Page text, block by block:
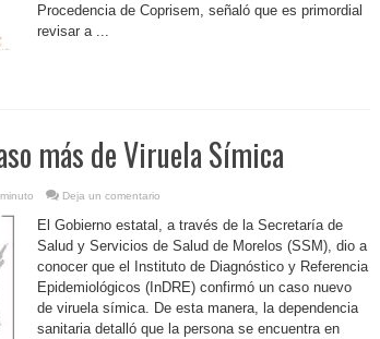
Procedencia de Coprisem, señaló que es primordial
revisar a ...
más de Viruela Símica
Deja un comentario
El Gobierno estatal, a través de la Secretaría de
Salud y Servicios de Salud de Morelos (SSM), dio a
conocer que el Instituto de Diagnóstico y Referencia
Epidemiológicos (InDRE) confirmó un caso nuevo
de viruela símica. De esta manera, la dependencia
sanitaria detalló que la persona se encuentra en